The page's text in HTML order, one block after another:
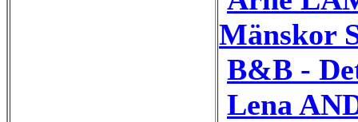
Mänskor
B&B -
Lena